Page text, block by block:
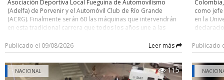
Asociación Deportiva Local Fueguina de Automovilismo
(Adelfa) de Porvenir y el Automóvil Club de Río Grande
(ACRG). Finalmente serán 60 las máquinas que intervendrán
en esta tradicional carrera que todos los años une a las
vuelta, con partida y llegada este año en la capital fueguina.
Como es ya conocido, para esta versión los organizadores
determinaron que la carrera se dispute por etapas,
reemplazando lo que se realizaba hasta la edición pasada
que era de bandera a bandera y sin detenciones entremedio
Publicado el 09/08/2026 Leer más
como
en la
nacional”
país. En
Ha
autoridad
Publicado
NACIONAL 115